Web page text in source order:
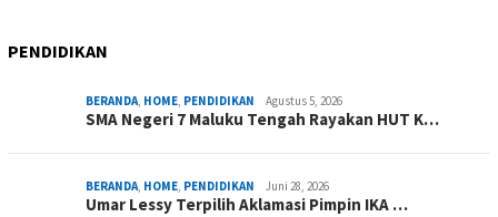
PENDIDIKAN
BERANDA, HOME, PENDIDIKAN Agustus 5, 2026
SMA Negeri 7 Maluku Tengah Rayakan HUT K…
BERANDA, HOME, PENDIDIKAN Juni 28, 2026
Umar Lessy Terpilih Aklamasi Pimpin IKA …